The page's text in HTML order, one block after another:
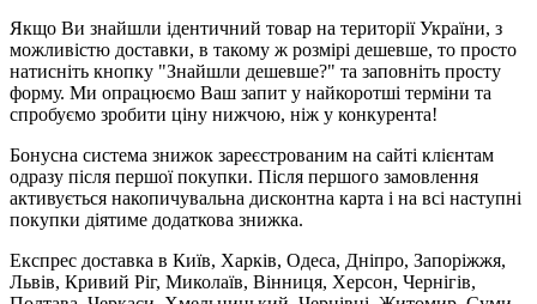
Якщо Ви знайшли ідентичний товар на території України, з
можливістю доставки, в такому ж розмірі дешевше, то просто
натисніть кнопку "Знайшли дешевше?" та заповніть просту
форму. Ми опрацюємо Ваш запит у найкоротші терміни та
спробуємо зробити ціну нижчою, ніж у конкурента!
Бонусна система знижок зареєстрованим на сайті клієнтам
одразу після першої покупки. Після першого замовлення
активується накопичувальна дисконтна карта і на всі наступні
покупки діятиме додаткова знижка.
Експрес доставка в Київ, Харків, Одеса, Дніпро, Запоріжжя,
Львів, Кривий Ріг, Миколаїв, Вінниця, Херсон, Чернігів,